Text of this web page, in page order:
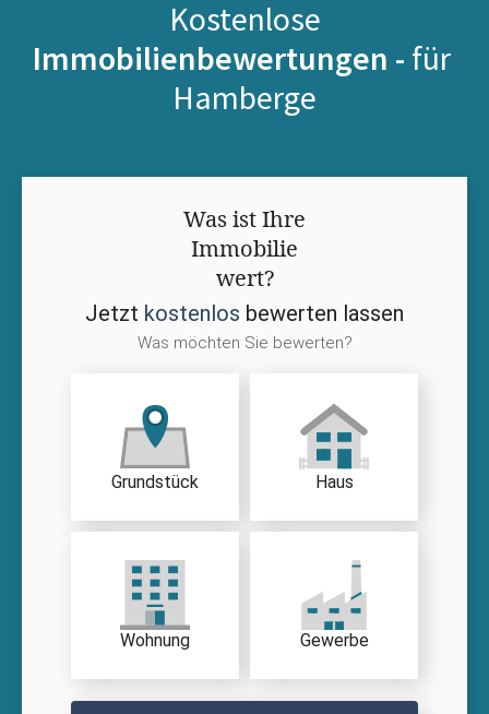
Kostenlose
Immobilienbewertungen - für
Hamberge
Was ist Ihre
Immobilie
wert?
Jetzt kostenlos bewerten lassen
Was möchten Sie bewerten?
Grundstück Haus
Wohnung Gewerbe